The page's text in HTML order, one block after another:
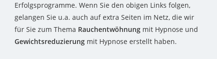
Erfolgsprogramme. Wenn Sie den obigen Links folgen,
gelangen Sie u.a. auch auf extra Seiten im Netz, die wir
für Sie zum Thema Rauchentwöhnung mit Hypnose und
Gewichtsreduzierung mit Hypnose erstellt haben.